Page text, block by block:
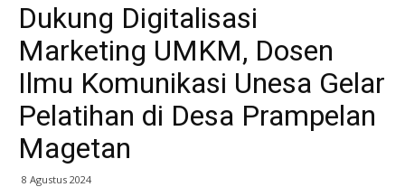
Dukung Digitalisasi
Marketing UMKM, Dosen
Ilmu Komunikasi Unesa Gelar
Pelatihan di Desa Prampelan
Magetan
8 Agustus 2024